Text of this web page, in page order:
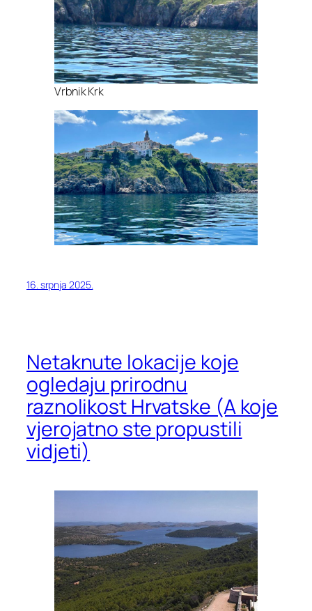
Vrbnik Krk
16. srpnja 2025.
Netaknute lokacije koje
ogledaju prirodnu
raznolikost Hrvatske (A koje
vjerojatno ste propustili
vidjeti)